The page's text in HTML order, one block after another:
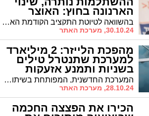
הארנונה בחוץ: האוצר
חושף את תקציב 2025 בהשוואה לטיוטת התקציב הקודמת האוצר נסוג מתוכנית משמעותית אחת: שינוי שיטת המדידה לחישוב הארנונה, שהייתה צפויה להעלות את התשלומים בערים הגדולות ובכללן אשדוד. עם זאת, הגזירה על קרנות ההשתלמות נותרה בינתיים בתוך תוכנית האוצר, למרות ההערכות שתיפול בהמשך
30.10.24, מערכת האתר
מהפכת הלייזר: 2 מיליארד
למערכת שתנטרל טילים
בשניות ותמנע אזעקות
המערכת החדשנית, המפותחת בשיתוף פעולה בין רפאל ואלביט מערכות, מבטיחה מהפכה של ממש בהגנת העורף הישראלי - ובעיקר בשורה משמעותית לתושבים: ביטול כמעט מוחלט של אזעקות 'צבע אדום'
28.10.24, מערכת האתר
הכירו את הפצצה החכמה